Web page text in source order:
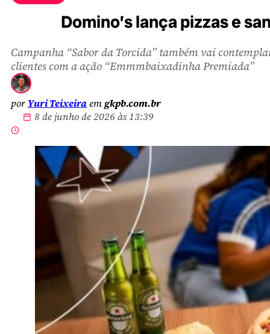
Domino’s lança pizzas e
Campanha “Sabor da Torcida” também vai
clientes com a ação “Emmmbaixadinha Premiada”
por Yuri Teixeiraemgkpb.com.br
8 de junho de 2026 às 13:39